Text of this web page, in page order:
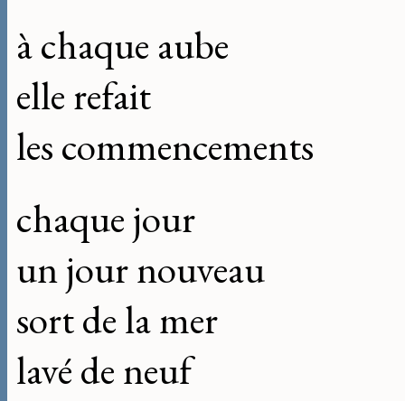
à chaque aube
elle refait
les commencements
chaque jour
un jour nouveau
sort de la mer
lavé de neuf